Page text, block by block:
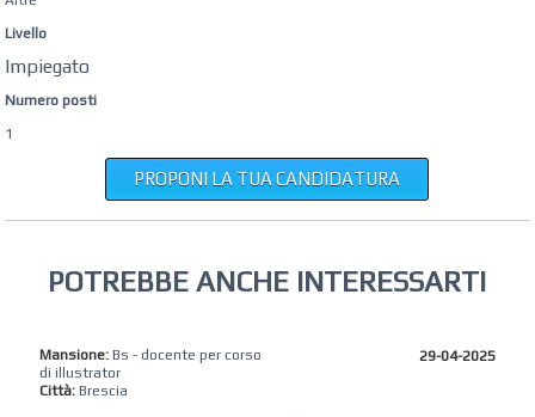
Livello
Impiegato
Numero posti
1
PROPONI LA TUA CANDIDATURA
POTREBBE ANCHE INTERESSARTI
Mansione:Bs - docente per corso
di illustrator
Città:Brescia
29-04-2025